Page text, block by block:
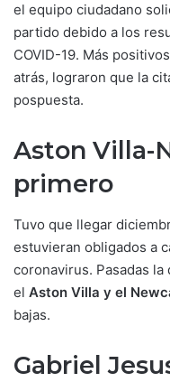
el equipo ciudadano
partido debido a los
COVID-19. Más
atrás, lograron que la
pospuesta.
Aston Villa-
primero
Tuvo que llegar
estuvieran obligados a
coronavirus. Pasadas
el Aston Villa y el
bajas.
Gabriel